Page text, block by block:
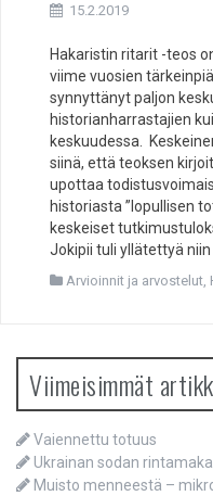
15.2.2019
Hakaristin ritarit -teos
viime vuosien
synnyttänyt paljon
historianharrastajien
keskuudessa.
siinä, että teoksen
upottaa
historiasta ”lopullisen
keskeiset
Jokipii tuli yllätettyä niin
Arvioinnit ja arvostelut,
Viimeisimmät
Vaiennettu totuus
Ukrainan sodan
Muisto menneestä –